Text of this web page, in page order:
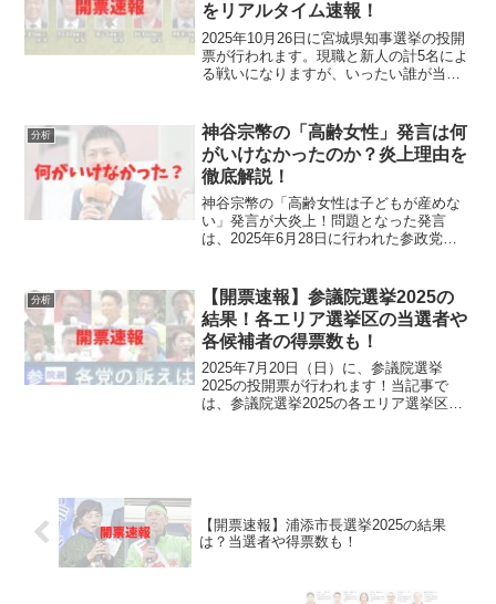
をリアルタイム速報！
2025年10月26日に宮城県知事選挙の投開
票が行われます。現職と新人の計5名によ
る戦いになりますが、いったい誰が当選
補者の得票数などの結果をリアルタイム
で速報して...
分析
神谷宗幣の「高齢女性」発言は何
がいけなかったのか？炎上理由を
徹底解説！
神谷宗幣の「高齢女性は子どもが産めな
い」発言が大炎上！問題となった発言
は、2025年6月28日に行われた参政党・
もを産めるのも若い女性しかいない。高
齢の女性は子どもは産...
分析
【開票速報】参議院選挙2025の
結果！各エリア選挙区の当選者や
各候補者の得票数も！
2025年7月20日（日）に、参議院選挙
2025の投開票が行われます！当記事で
は、参議院選挙2025の各エリア選挙区の
【開票速報】浦添市長選挙2025の結果
は？当選者や得票数も！